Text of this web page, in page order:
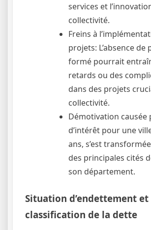
services et
collectivité.
Freins à
projets: L’absence de
formé pourrait
retards ou des
dans des projets
collectivité.
Démotivation causée
d’intérêt pour une
ans, s’est
des principales cités
son département.
Situation d’endettement et
classification de la dette